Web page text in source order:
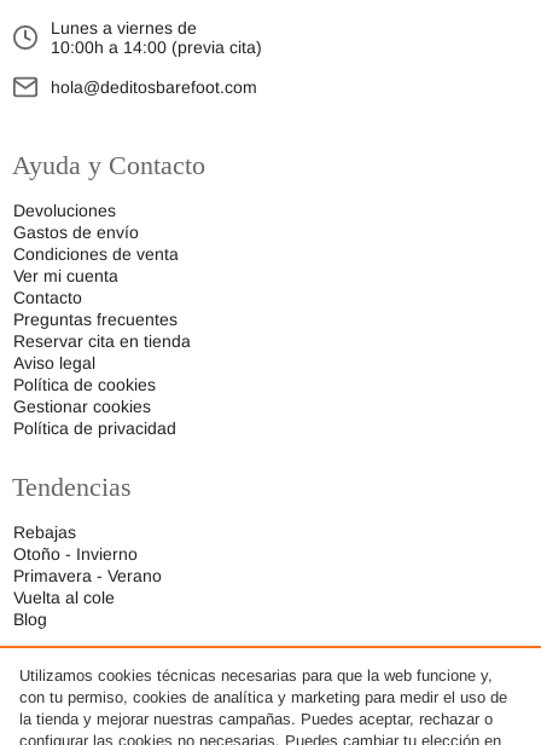
Lunes a viernes de
10:00h a 14:00 (previa cita)
hola@deditosbarefoot.com
Ayuda y Contacto
Devoluciones
Gastos de envío
Condiciones de venta
Ver mi cuenta
Contacto
Preguntas frecuentes
Reservar cita en tienda
Aviso legal
Política de cookies
Gestionar cookies
Política de privacidad
Tendencias
Rebajas
Otoño - Invierno
Primavera - Verano
Vuelta al cole
Blog
Utilizamos cookies técnicas necesarias para que la web funcione y,
con tu permiso, cookies de analítica y marketing para medir el uso de
la tienda y mejorar nuestras campañas. Puedes aceptar, rechazar o
configurar las cookies no necesarias. Puedes cambiar tu elección en